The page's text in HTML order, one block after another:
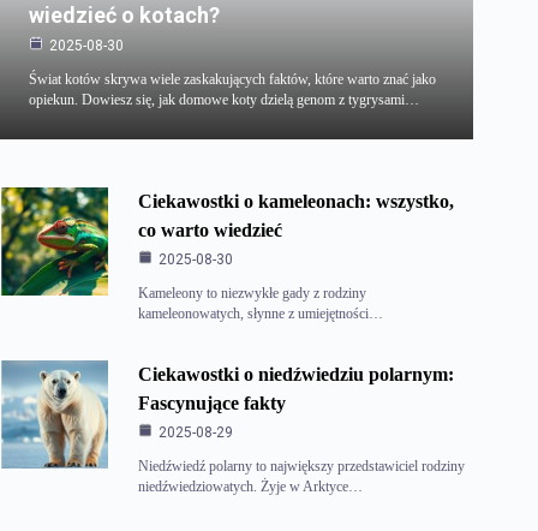
wiedzieć o kotach?
2025-08-30
Świat kotów skrywa wiele zaskakujących faktów, które warto znać jako
opiekun. Dowiesz się, jak domowe koty dzielą genom z tygrysami…
Ciekawostki o kameleonach: wszystko,
co warto wiedzieć
2025-08-30
Kameleony to niezwykłe gady z rodziny
kameleonowatych, słynne z umiejętności…
Ciekawostki o niedźwiedziu polarnym:
Fascynujące fakty
2025-08-29
Niedźwiedź polarny to największy przedstawiciel rodziny
niedźwiedziowatych. Żyje w Arktyce…